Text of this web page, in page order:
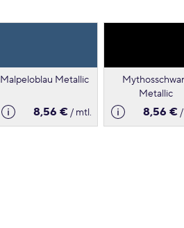
Malpeloblau Metallic
8,56 €/ mtl.
Metallic
8,56 €